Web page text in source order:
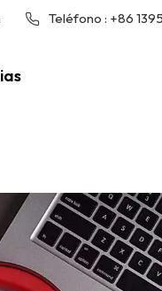
Teléfono : +86